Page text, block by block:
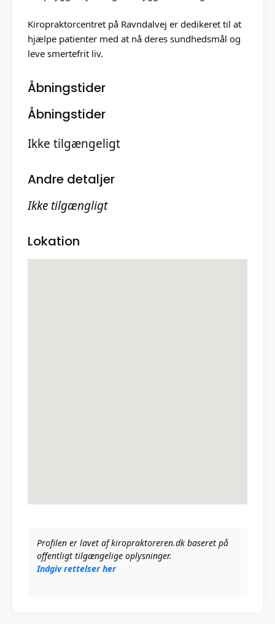
Kiropraktorcentret på Ravndalvej er dedikeret til at
hjælpe patienter med at nå deres sundhedsmål og
leve smertefrit liv.
Åbningstider
Åbningstider
Ikke tilgængeligt
Andre detaljer
Ikke tilgængligt
Lokation
Profilen er lavet af kiropraktoreren.dk baseret på
offentligt tilgængelige oplysninger.
Indgiv rettelser her